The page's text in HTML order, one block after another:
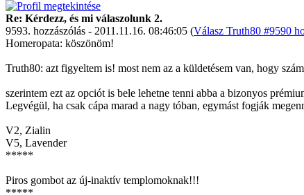
Re: Kérdezz, és mi válaszolunk 2.
9593. hozzászólás - 2011.11.16. 08:46:05 (Válasz Truth80 #9590
Homeropata: köszönöm!
Truth80: azt figyeltem is! most nem az a küldetésem van, hogy
szerintem ezt az opciót is bele lehetne tenni abba a bizonyos
Legvégül, ha csak cápa marad a nagy tóban, egymást fogják
V2, Zialin
V5, Lavender
*****
Piros gombot az új-inaktív templomoknak!!!
*****